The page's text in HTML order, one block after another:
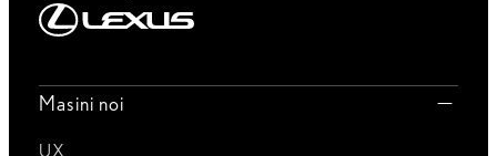
Masini noi
UX